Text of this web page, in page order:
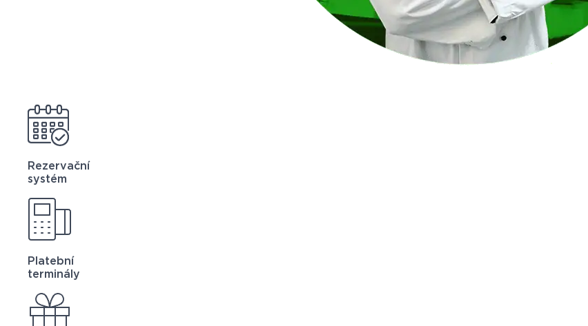
Rezervační
systém
Platební
terminály